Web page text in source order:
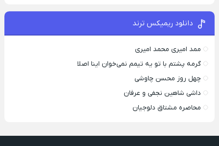
دانلود ریمیکس ترند
ممد امیری محمد امیری
گرمه پشتم با تو یه تیمم نمی‌خوان اینا اصلا
چهل روز محسن چاوشی
داشی شاهین نجفی و عرفان
محاصره مشتاق دلوجیان